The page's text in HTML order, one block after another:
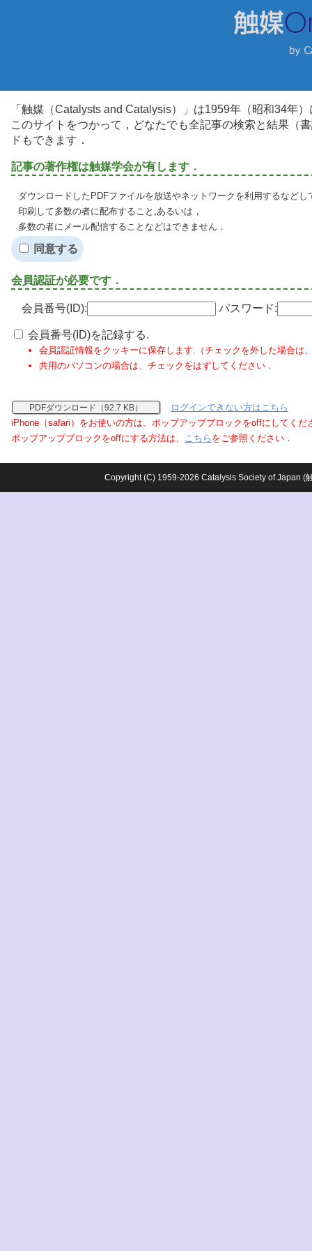
「触媒（Catalysts and Catalysis）」は1959年（昭和34年
このサイトをつかって，どなたでも全記事の検索と結果（
ドもできます．
記事の著作権は触媒学会が有します．
ダウンロードしたPDFファイルを放送やネットワークを利用するなど
印刷して多数の者に配布すること,あるいは，
多数の者にメール配信することなどはできません．
同意する
会員認証が必要です．
会員番号(ID): パスワード:
会員番号(ID)を記録する.
会員認証情報をクッキーに保存します.（チェックを外した場合は
共用のパソコンの場合は、チェックをはずしてください．
PDFダウンロード（92.7 KB）
ログインできない方はこちら
iPhone（safari）をお使いの方は、ポップアップブロックをoffにしてくだ
ポップアップブロックをoffにする方法は、 こちら をご参照ください．
Copyright (C) 1959-2026 Catalysis Society of Japan (